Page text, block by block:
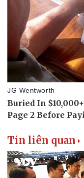
Thể thao
Bóng đá
Tin liên quan